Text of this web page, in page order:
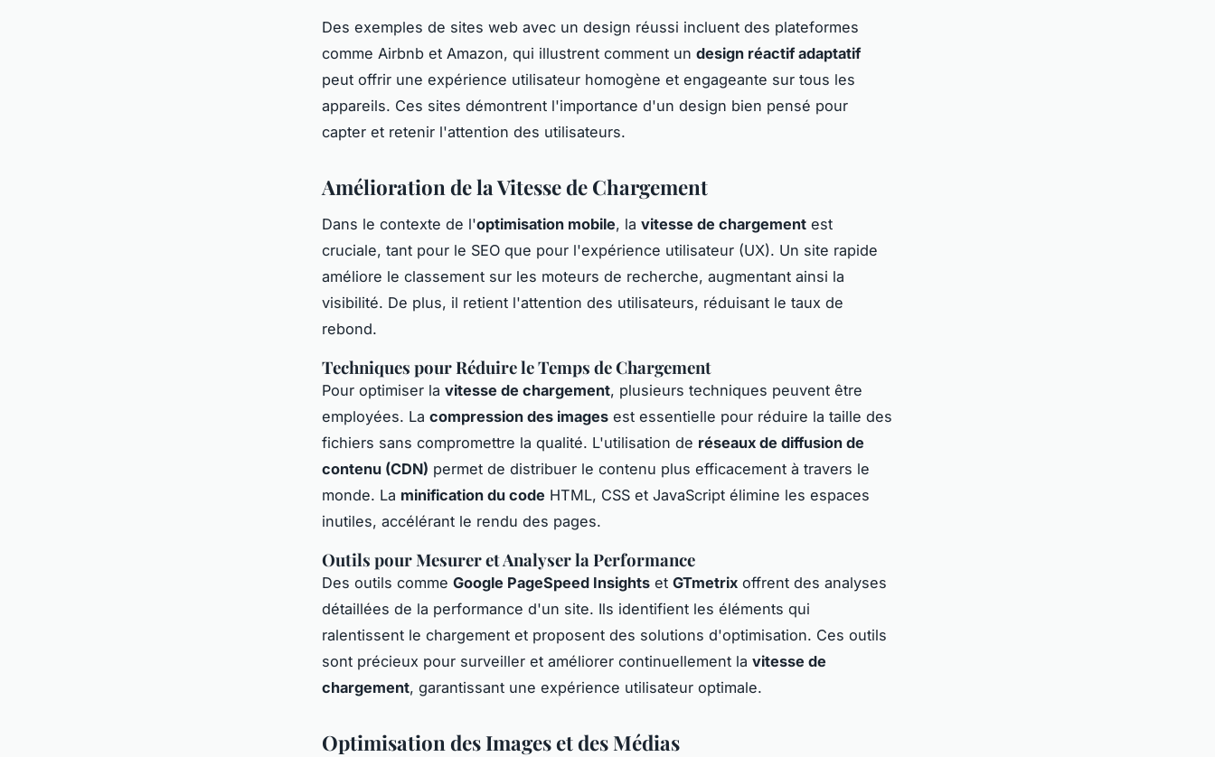
Des exemples de sites web avec un design réussi incluent des plateformes
comme Airbnb et Amazon, qui illustrent comment un design réactif adaptatif
peut offrir une expérience utilisateur homogène et engageante sur tous les
appareils. Ces sites démontrent l'importance d'un design bien pensé pour
capter et retenir l'attention des utilisateurs.
Amélioration de la Vitesse de Chargement
Dans le contexte de l'optimisation mobile, la vitesse de chargement est
cruciale, tant pour le SEO que pour l'expérience utilisateur (UX). Un site rapide
améliore le classement sur les moteurs de recherche, augmentant ainsi la
visibilité. De plus, il retient l'attention des utilisateurs, réduisant le taux de
rebond.
Techniques pour Réduire le Temps de Chargement
Pour optimiser la vitesse de chargement, plusieurs techniques peuvent être
employées. La compression des images est essentielle pour réduire la taille des
fichiers sans compromettre la qualité. L'utilisation de réseaux de diffusion de
contenu (CDN) permet de distribuer le contenu plus efficacement à travers le
monde. La minification du code HTML, CSS et JavaScript élimine les espaces
inutiles, accélérant le rendu des pages.
Outils pour Mesurer et Analyser la Performance
Des outils comme Google PageSpeed Insights et GTmetrix offrent des analyses
détaillées de la performance d'un site. Ils identifient les éléments qui
ralentissent le chargement et proposent des solutions d'optimisation. Ces outils
sont précieux pour surveiller et améliorer continuellement la vitesse de
chargement, garantissant une expérience utilisateur optimale.
Optimisation des Images et des Médias